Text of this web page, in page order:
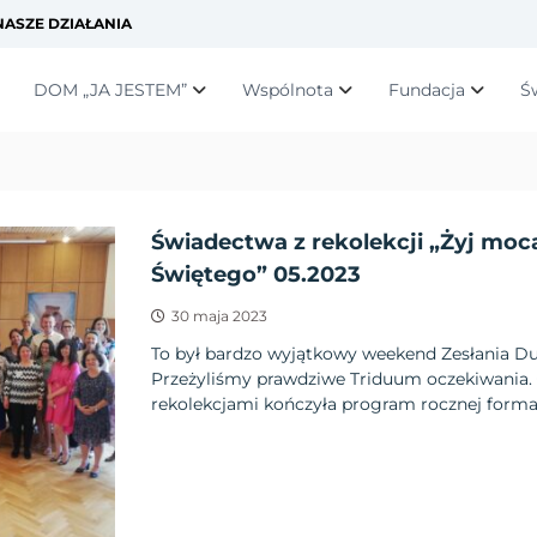
DZIAŁANIA
DOM „JA JESTEM” Wspólnota Fundacja
Świadectwa z rekolekcji „Żyj
Świętego” 05.2023
30 maja 2023
To był bardzo wyjątkowy weekend Zesłania
Przeżyliśmy prawdziwe Triduum
rekolekcjami kończyła program rocznej